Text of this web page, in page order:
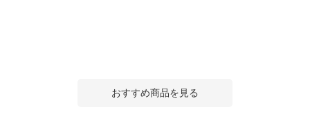
おすすめ商品を見る